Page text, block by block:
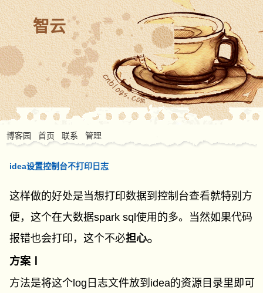
智云
博客园 首页 联系 管理
idea设置控制台不打印日志
这样做的好处是当想打印数据到控制台查看就特别方
便，这个在大数据spark sql使用的多。当然如果代码
报错也会打印，这个不必担心。
方案Ⅰ
方法是将这个log日志文件放到idea的资源目录里即可